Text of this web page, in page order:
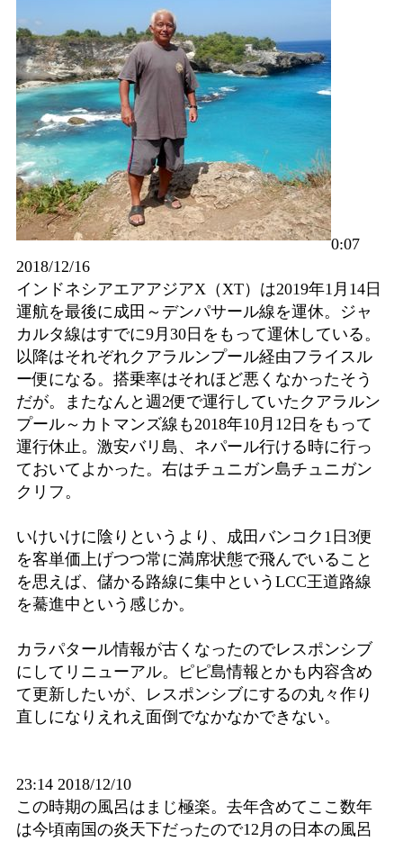
0:07
2018/12/16
インドネシアエアアジアX（XT）は2019年1月14日
運航を最後に成田～デンパサール線を運休。ジャ
カルタ線はすでに9月30日をもって運休している。
以降はそれぞれクアラルンプール経由フライスル
ー便になる。搭乗率はそれほど悪くなかったそう
だが。またなんと週2便で運行していたクアラルン
プール～カトマンズ線も2018年10月12日をもって
運行休止。激安バリ島、ネパール行ける時に行っ
ておいてよかった。右はチュニガン島チュニガン
クリフ。
いけいけに陰りというより、成田バンコク1日3便
を客単価上げつつ常に満席状態で飛んでいること
を思えば、儲かる路線に集中というLCC王道路線
を驀進中という感じか。
カラパタール情報が古くなったのでレスポンシブ
にしてリニューアル。ピピ島情報とかも内容含め
て更新したいが、レスポンシブにするの丸々作り
直しになりえれえ面倒でなかなかできない。
23:14 2018/12/10
この時期の風呂はまじ極楽。去年含めてここ数年
は今頃南国の炎天下だったので12月の日本の風呂